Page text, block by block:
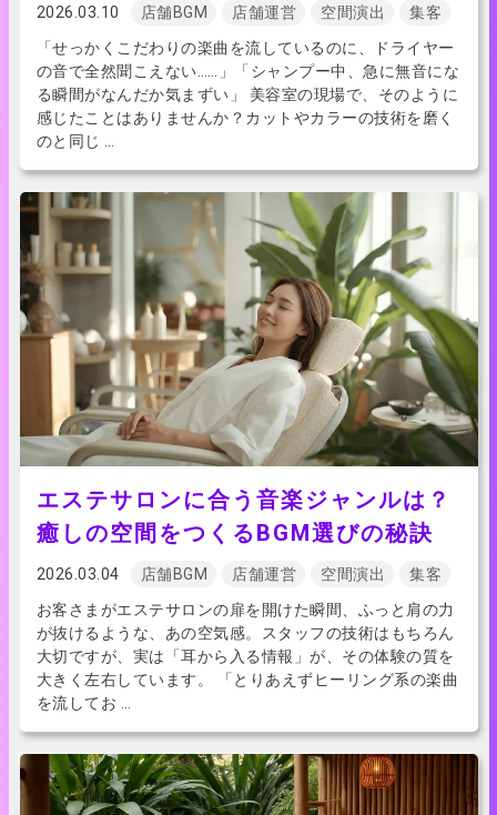
2026.03.10 店舗BGM 店舗運営 空間演出
集客
「せっかくこだわりの楽曲を流しているのに、ドライヤー
の音で全然聞こえない……」「シャンプー中、急に無音にな
る瞬間がなんだか気まずい」 美容室の現場で、そのように
感じたことはありませんか？カットやカラーの技術を磨く
のと同じ …
エステサロンに合う音楽ジャンルは？
癒しの空間をつくるBGM選びの秘訣
2026.03.04 店舗BGM 店舗運営 空間演出
集客
お客さまがエステサロンの扉を開けた瞬間、ふっと肩の力
が抜けるような、あの空気感。スタッフの技術はもちろん
大切ですが、実は「耳から入る情報」が、その体験の質を
大きく左右しています。 「とりあえずヒーリング系の楽曲
を流してお …